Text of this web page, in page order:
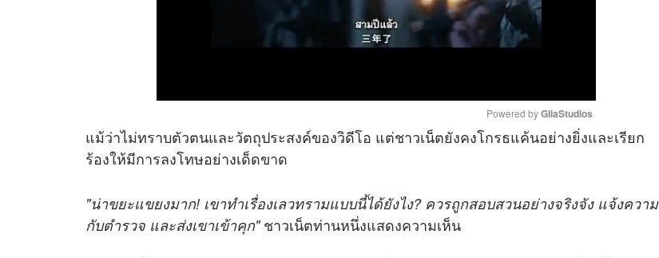
t
Powered by GliaStudios
แม้ว่าไม่ทราบตัวตนและวัตถุประสงค์ของวิดีโอ แต่ชาวเน็ตยังคงโกรธแค้นอย่างยิ่งและเรียก
ร้องให้มีการลงโทษอย่างเด็ดขาด
"น่าขยะแขยงมาก! เขาทำเรื่องเลวทรามแบบนี้ได้ยังไง? ควรถูกสอบสวนอย่างจริงจัง แจ้งความ
กับตำรวจ และส่งเขาเข้าคุก"ชาวเน็ตท่านหนึ่งแสดงความเห็น